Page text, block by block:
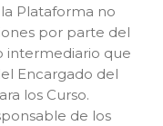
Plataforma no
por parte del
intermediario que
Encargado del
los Curso.
de los